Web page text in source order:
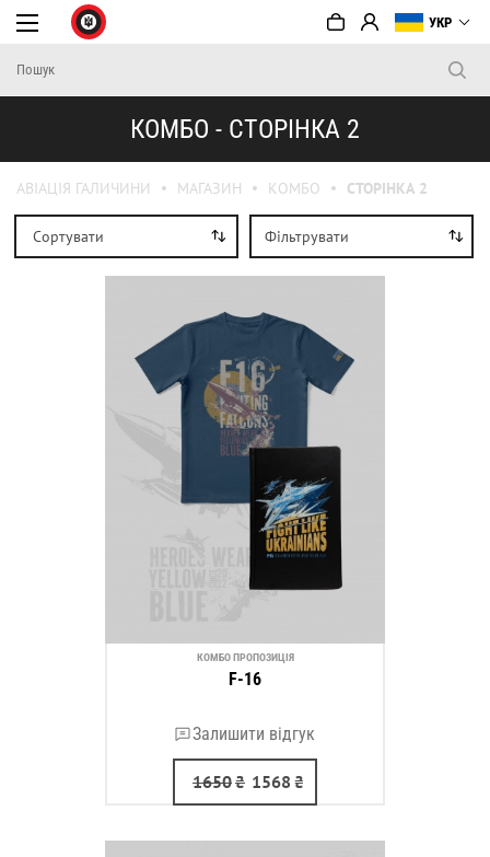
УКР
КОМБО - СТОРІНКА 2
АВІАЦІЯ ГАЛИЧИНИ МАГАЗИН КОМБО СТОРІНКА 2
Фільтрувати
Сортувати
КОМБО ПРОПОЗИЦІЯ
F-16
Залишити відгук
1650₴ 1568 ₴